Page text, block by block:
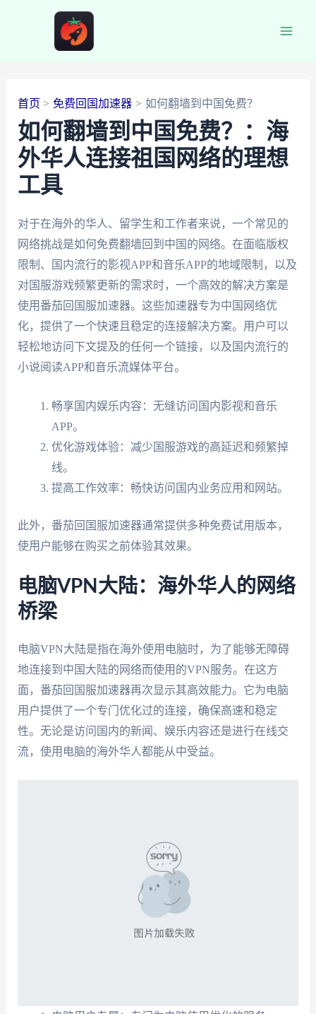
首页 免费回国加速器 如何翻墙到中国免费？
如何翻墙到中国免费？：海
外华人连接祖国网络的理想
工具
对于在海外的华人、留学生和工作者来说，一个常见的
网络挑战是如何免费翻墙回到中国的网络。在面临版权
限制、国内流行的影视APP和音乐APP的地域限制，以及
对国服游戏频繁更新的需求时，一个高效的解决方案是
使用番茄回国服加速器。这些加速器专为中国网络优
化，提供了一个快速且稳定的连接解决方案。用户可以
轻松地访问下文提及的任何一个链接，以及国内流行的
小说阅读APP和音乐流媒体平台。
畅享国内娱乐内容：无缝访问国内影视和音乐
APP。
优化游戏体验：减少国服游戏的高延迟和频繁掉
线。
提高工作效率：畅快访问国内业务应用和网站。
此外，番茄回国服加速器通常提供多种免费试用版本，
使用户能够在购买之前体验其效果。
电脑VPN大陆：海外华人的网络
桥梁
电脑VPN大陆是指在海外使用电脑时，为了能够无障碍
地连接到中国大陆的网络而使用的VPN服务。在这方
面，番茄回国服加速器再次显示其高效能力。它为电脑
用户提供了一个专门优化过的连接，确保高速和稳定
性。无论是访问国内的新闻、娱乐内容还是进行在线交
流，使用电脑的海外华人都能从中受益。